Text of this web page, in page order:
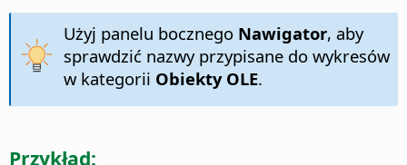
Użyj panelu bocznego Nawigator, aby
sprawdzić nazwy przypisane do wykresów
w kategorii Obiekty OLE.
Przykład: